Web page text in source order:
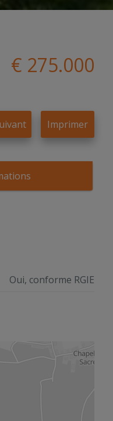
€ 275.000
Imprimer
Oui, conforme RGIE